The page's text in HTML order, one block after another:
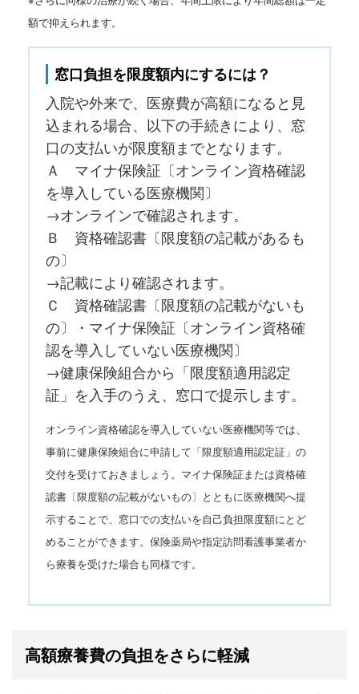
額で抑えられます。
窓口負担を限度額内にするには？
入院や外来で、医療費が高額になると見
込まれる場合、以下の手続きにより、窓
口の支払いが限度額までとなります。
Ａ マイナ保険証〔オンライン資格確認
を導入している医療機関〕
→オンラインで確認されます。
Ｂ 資格確認書〔限度額の記載があるも
の〕
→記載により確認されます。
Ｃ 資格確認書〔限度額の記載がないも
の〕・マイナ保険証〔オンライン資格確
認を導入していない医療機関〕
→健康保険組合から「限度額適用認定
証」を入手のうえ、窓口で提示します。
オンライン資格確認を導入していない医療機関等では、
事前に健康保険組合に申請して「限度額適用認定証」の
交付を受けておきましょう。マイナ保険証または資格確
認書〔限度額の記載がないもの〕とともに医療機関へ提
示することで、窓口での支払いを自己負担限度額にとど
めることができます。保険薬局や指定訪問看護事業者か
ら療養を受けた場合も同様です。
高額療養費の負担をさらに軽減